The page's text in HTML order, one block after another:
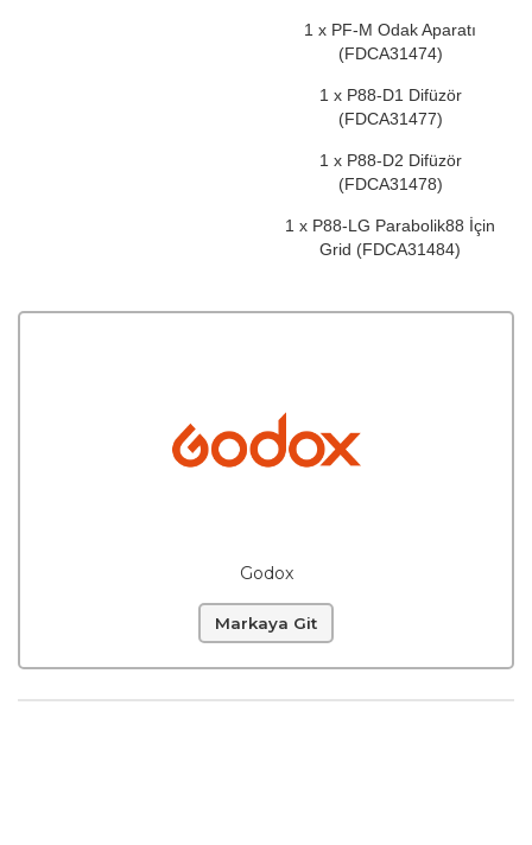
1 x PF-M Odak Aparatı
(FDCA31474)
1 x P88-D1 Difüzör
(FDCA31477)
1 x P88-D2 Difüzör
(FDCA31478)
1 x P88-LG Parabolik88 İçin
Grid (FDCA31484)
Godox
Markaya Git